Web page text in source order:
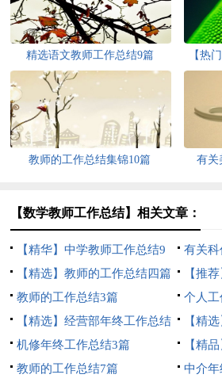
精选语文教师工作总结9篇
【热
教师的工作总结集锦10篇 有关
【数学教师工作总结】相关文章：
【精华】中学教师工作总结9
篇
有关科
【精选】教师的工作总结四篇
【推
篇
教师的工作总结3篇
个人
【精选】经营部年终工作总结
3篇
【精
四篇
机修年终工作总结3篇
【精
10篇
教师的工作总结7篇 中介